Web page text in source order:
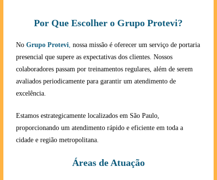
Por Que Escolher o Grupo Protevi?
No Grupo Protevi, nossa missão é oferecer um serviço de portaria
presencial que supere as expectativas dos clientes. Nossos
colaboradores passam por treinamentos regulares, além de serem
avaliados periodicamente para garantir um atendimento de
excelência.
Estamos estrategicamente localizados em São Paulo,
proporcionando um atendimento rápido e eficiente em toda a
cidade e região metropolitana.
Áreas de Atuação